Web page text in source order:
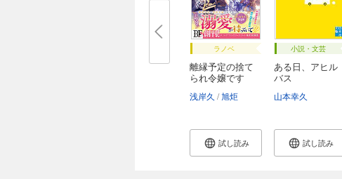
ラノベ
離縁予定の捨て
られ令嬢です
浅岸久 旭炬
試し読み
小説・文芸
ある日、アヒル
バス
山本幸久
試し読み